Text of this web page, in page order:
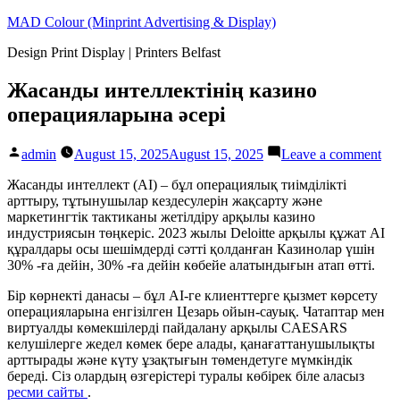
Skip
content
MAD Colour (Minprint Advertising & Display)
Design Print Display | Printers Belfast
Жасанды интеллектінің казино
операцияларына әсері
Posted
admin August 15, 2025August 15, 2025 Leave a commenton
Жасанды интеллект (AI) – бұл операциялық тиімділікті
арттыру, тұтынушылар кездесулерін жақсарту және
маркетингтік тактиканы жетілдіру арқылы казино
индустриясын төңкеріс. 2023 жылы Deloitte арқылы құжат AI
құралдары осы шешімдерді сәтті қолданған Казинолар үшін
30% -ға дейін, 30% -ға дейін көбейе алатындығын атап өтті.
Бір көрнекті данасы – бұл AI-ге клиенттерге қызмет көрсету
операцияларына енгізілген Цезарь ойын-сауық. Чатаптар мен
виртуалды көмекшілерді пайдалану арқылы CAESARS
келушілерге жедел көмек бере алады, қанағаттанушылықты
арттырады және күту ұзақтығын төмендетуге мүмкіндік
береді. Сіз олардың өзгерістері туралы көбірек біле аласыз
ресми сайты .